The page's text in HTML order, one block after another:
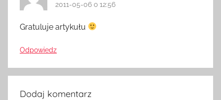
2011-05-06 o 12:56
Gratuluje artykułu
Odpowiedz
Dodaj komentarz